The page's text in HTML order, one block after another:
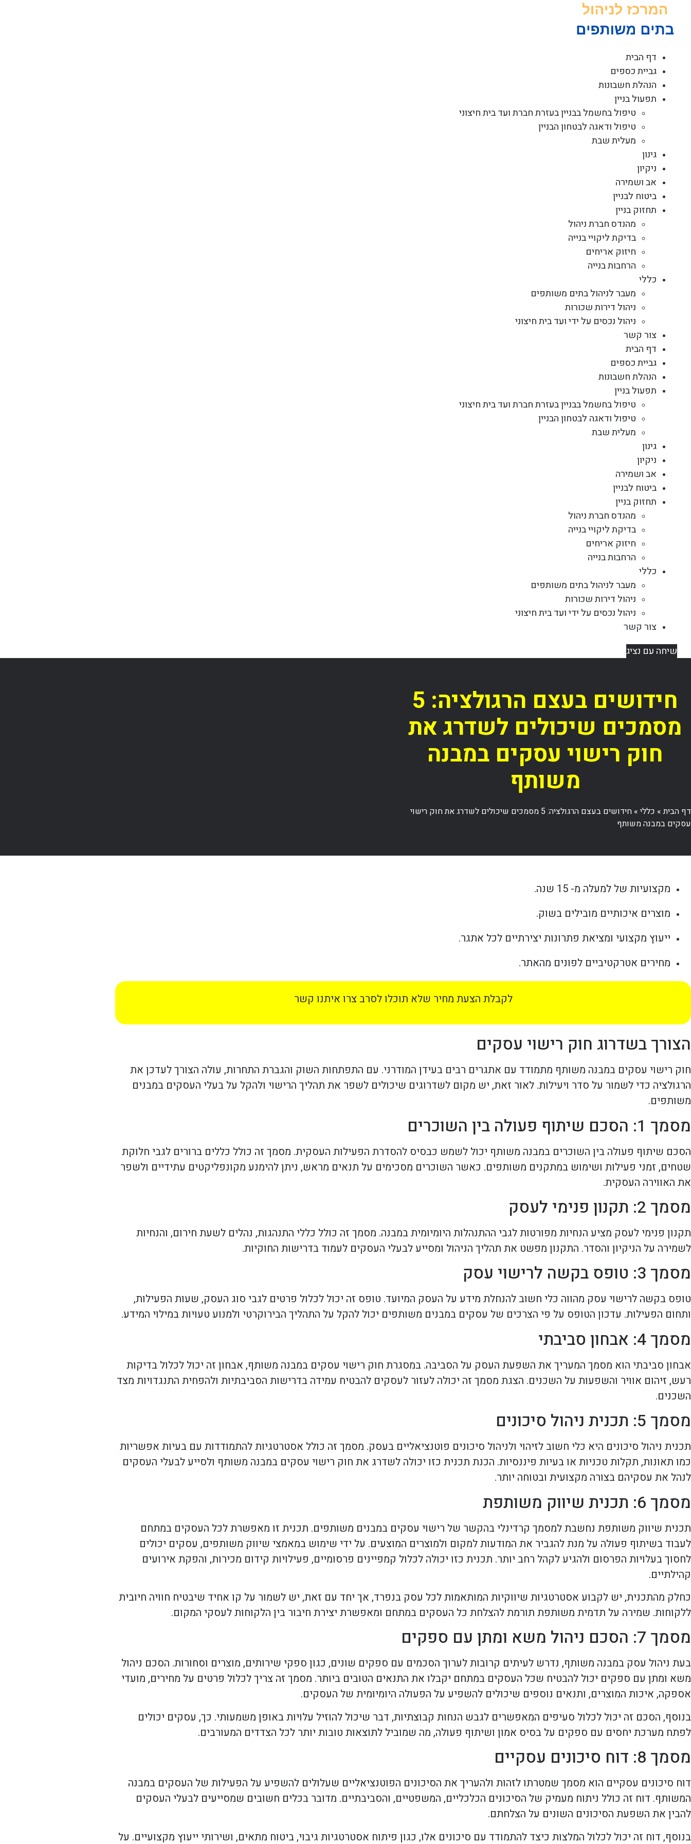
דף הבית
גביית כספים
הנהלת חשבונות
תפעול בניין
טיפול בחשמל בבניין בעזרת חברת ועד בית חיצוני
טיפול ודאגה לבטחון הבניין
מעלית שבת
גינון
ניקיון
אב ושמירה
ביטוח לבניין
תחזוק בניין
מהנדס חברת ניהול
בדיקת ליקויי בנייה
חיזוק אריחים
הרחבות בנייה
כללי
מעבר לניהול בתים משותפים
ניהול דירות שכורות
ניהול נכסים על ידי ועד בית חיצוני
צור קשר
דף הבית
גביית כספים
הנהלת חשבונות
תפעול בניין
טיפול בחשמל בבניין בעזרת חברת ועד בית חיצוני
טיפול ודאגה לבטחון הבניין
מעלית שבת
גינון
ניקיון
אב ושמירה
ביטוח לבניין
תחזוק בניין
מהנדס חברת ניהול
בדיקת ליקויי בנייה
חיזוק אריחים
הרחבות בנייה
כללי
מעבר לניהול בתים משותפים
ניהול דירות שכורות
ניהול נכסים על ידי ועד בית חיצוני
צור קשר
שיחה עם נציג
חידושים בעצם הרגולציה: 5
מסמכים שיכולים לשדרג את
חוק רישוי עסקים במבנה
משותף
דף הבית» כללי »
חידושים בעצם הרגולציה: 5 מסמכים שיכולים לשדרג את חוק רישוי
עסקים במבנה משותף
מקצועיות של למעלה מ- 15 שנה.
מוצרים איכותיים מובילים בשוק.
ייעוץ מקצועי ומציאת פתרונות יצירתיים לכל אתגר.
מחירים אטרקטיביים לפונים מהאתר.
לקבלת הצעת מחיר שלא תוכלו לסרב צרו איתנו קשר
הצורך בשדרוג חוק רישוי עסקים
חוק רישוי עסקים במבנה משותף מתמודד עם אתגרים רבים בעידן המודרני. עם התפתחות השוק והגברת התחרות, עולה הצורך לעדכן את
הרגולציה כדי לשמור על סדר ויעילות. לאור זאת, יש מקום לשדרוגים שיכולים לשפר את תהליך הרישוי ולהקל על בעלי העסקים במבנים
משותפים.
מסמך 1: הסכם שיתוף פעולה בין השוכרים
הסכם שיתוף פעולה בין השוכרים במבנה משותף יכול לשמש כבסיס להסדרת הפעילות העסקית. מסמך זה כולל כללים ברורים לגבי חלוקת
שטחים, זמני פעילות ושימוש במתקנים משותפים. כאשר השוכרים מסכימים על תנאים מראש, ניתן להימנע מקונפליקטים עתידיים ולשפר
את האווירה העסקית.
מסמך 2: תקנון פנימי לעסק
תקנון פנימי לעסק מציע הנחיות מפורטות לגבי ההתנהלות היומיומית במבנה. מסמך זה כולל כללי התנהגות, נהלים לשעת חירום, והנחיות
לשמירה על הניקיון והסדר. התקנון מפשט את תהליך הניהול ומסייע לבעלי העסקים לעמוד בדרישות החוקיות.
מסמך 3: טופס בקשה לרישוי עסק
טופס בקשה לרישוי עסק מהווה כלי חשוב להנחלת מידע על העסק המיועד. טופס זה יכול לכלול פרטים לגבי סוג העסק, שעות הפעילות,
ותחום הפעילות. עדכון הטופס על פי הצרכים של עסקים במבנים משותפים יכול להקל על התהליך הבירוקרטי ולמנוע טעויות במילוי המידע.
מסמך 4: אבחון סביבתי
אבחון סביבתי הוא מסמך המעריך את השפעת העסק על הסביבה. במסגרת חוק רישוי עסקים במבנה משותף, אבחון זה יכול לכלול בדיקות
רעש, זיהום אוויר והשפעות על השכנים. הצגת מסמך זה יכולה לעזור לעסקים להבטיח עמידה בדרישות הסביבתיות ולהפחית התנגדויות מצד
השכנים.
מסמך 5: תכנית ניהול סיכונים
תכנית ניהול סיכונים היא כלי חשוב לזיהוי ולניהול סיכונים פוטנציאליים בעסק. מסמך זה כולל אסטרטגיות להתמודדות עם בעיות אפשריות
כמו תאונות, תקלות טכניות או בעיות פיננסיות. הכנת תכנית כזו יכולה לשדרג את חוק רישוי עסקים במבנה משותף ולסייע לבעלי העסקים
לנהל את עסקיהם בצורה מקצועית ובטוחה יותר.
מסמך 6: תכנית שיווק משותפת
תכנית שיווק משותפת נחשבת למסמך קרדינלי בהקשר של רישוי עסקים במבנים משותפים. תכנית זו מאפשרת לכל העסקים במתחם
לעבוד בשיתוף פעולה על מנת להגביר את המודעות למקום ולמוצרים המוצעים. על ידי שימוש במאמצי שיווק משותפים, עסקים יכולים
לחסוך בעלויות הפרסום ולהגיע לקהל רחב יותר. תכנית כזו יכולה לכלול קמפיינים פרסומיים, פעילויות קידום מכירות, והפקת אירועים
קהילתיים.
כחלק מהתכנית, יש לקבוע אסטרטגיות שיווקיות המותאמות לכל עסק בנפרד, אך יחד עם זאת, יש לשמור על קו אחיד שיבטיח חוויה חיובית
ללקוחות. שמירה על תדמית משותפת תורמת להצלחת כל העסקים במתחם ומאפשרת יצירת חיבור בין הלקוחות לעסקי המקום.
מסמך 7: הסכם ניהול משא ומתן עם ספקים
בעת ניהול עסק במבנה משותף, נדרש לעיתים קרובות לערוך הסכמים עם ספקים שונים, כגון ספקי שירותים, מוצרים וסחורות. הסכם ניהול
משא ומתן עם ספקים יכול להבטיח שכל העסקים במתחם יקבלו את התנאים הטובים ביותר. מסמך זה צריך לכלול פרטים על מחירים, מועדי
אספקה, איכות המוצרים, ותנאים נוספים שיכולים להשפיע על הפעולה היומיומית של העסקים.
בנוסף, הסכם זה יכול לכלול סעיפים המאפשרים לגבש הנחות קבוצתיות, דבר שיכול להוזיל עלויות באופן משמעותי. כך, עסקים יכולים
לפתח מערכת יחסים עם ספקים על בסיס אמון ושיתוף פעולה, מה שמוביל לתוצאות טובות יותר לכל הצדדים המעורבים.
מסמך 8: דוח סיכונים עסקיים
דוח סיכונים עסקיים הוא מסמך שמטרתו לזהות ולהעריך את הסיכונים הפוטנציאליים שעלולים להשפיע על הפעילות של העסקים במבנה
המשותף. דוח זה כולל ניתוח מעמיק של הסיכונים הכלכליים, המשפטיים, והסביבתיים. מדובר בכלים חשובים שמסייעים לבעלי העסקים
להבין את השפעת הסיכונים השונים על הצלחתם.
בנוסף, דוח זה יכול לכלול המלצות כיצד להתמודד עם סיכונים אלו, כגון פיתוח אסטרטגיות גיבוי, ביטוח מתאים, ושירותי ייעוץ מקצועיים. על